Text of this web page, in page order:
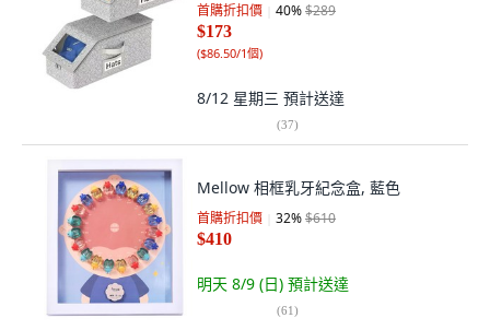
首購折扣價 40%$289
$173
($86.50/1個)
8/12 星期三 預計送達
(37)
Mellow 相框乳牙紀念盒, 藍色
首購折扣價 32%$610
$410
明天 8/9 (日) 預計送達
(61)